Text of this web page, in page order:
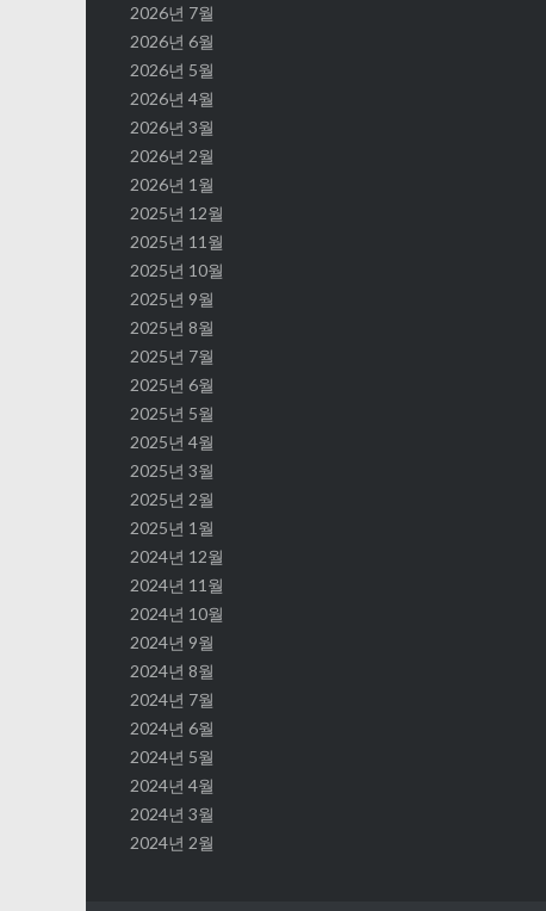
션
2026년 7월
2026년 6월
2026년 5월
2026년 4월
2026년 3월
2026년 2월
2026년 1월
2025년 12월
2025년 11월
2025년 10월
2025년 9월
2025년 8월
2025년 7월
2025년 6월
2025년 5월
2025년 4월
2025년 3월
2025년 2월
2025년 1월
2024년 12월
2024년 11월
2024년 10월
2024년 9월
2024년 8월
2024년 7월
2024년 6월
2024년 5월
2024년 4월
2024년 3월
2024년 2월